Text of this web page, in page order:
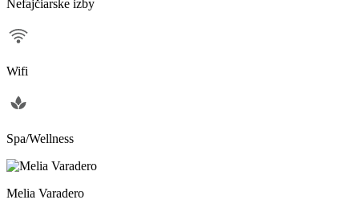
Nefajčiarske izby
Wifi
Spa/Wellness
Melia Varadero